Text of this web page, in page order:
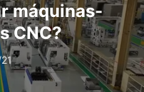
máquinas-
CNC?